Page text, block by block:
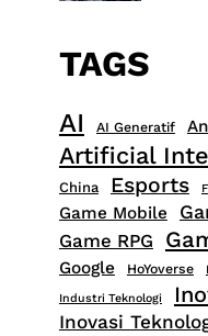
TAGS
AI AI Generatif
Artificial
China Esports
Game Mobile
Game RPG
Google HoYoverse
Industri Teknologi
Inovasi